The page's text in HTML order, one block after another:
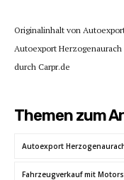
Originalinhalt von
Autoexport
durch Carpr.de
Themen zum
Autoexport
Fahrzeugverkauf mit